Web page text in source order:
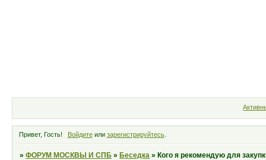
Привет, Гость! Войдитеили зарегистрируйтесь.
»ФОРУМ МОСКВЫ И СПБ »Беседка »Кого я рекомендую для